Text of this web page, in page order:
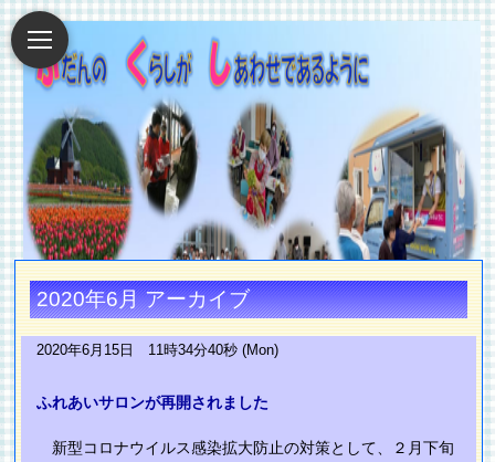
2020年6月 アーカイブ
2020年6月15日 11時34分40秒 (Mon)
ふれあいサロンが再開されました
新型コロナウイルス感染拡大防止の対策として、２月下旬